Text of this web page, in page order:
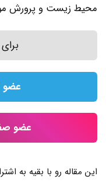
محیط زیست و پرورش
عضو
عضو
این مقاله رو با بقیه به